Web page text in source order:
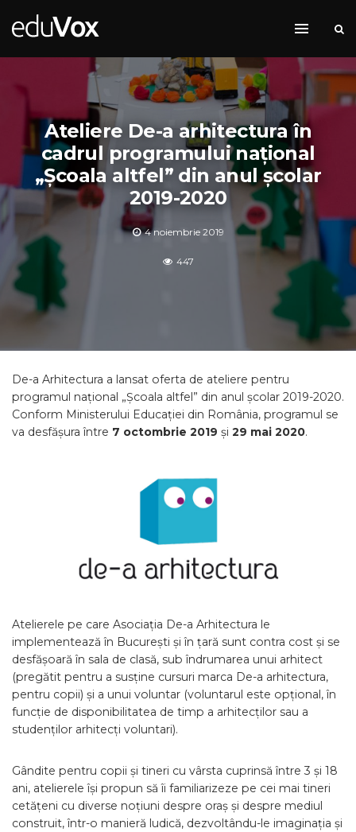
Ateliere De-a arhitectura în
cadrul programului național
„Școala altfel” din anul școlar
2019-2020
4 noiembrie 2019
447
De-a Arhitectura a lansat oferta de ateliere pentru
programul național „Școala altfel” din anul școlar 2019-2020.
Conform Ministerului Educației din România, programul se
va desfășura între 7 octombrie 2019 și 29 mai 2020.
Atelierele pe care Asociația De-a Arhitectura le
implementează în București și în țară sunt contra cost și se
desfășoară în sala de clasă, sub îndrumarea unui arhitect
(pregătit pentru a susține cursuri marca De-a arhitectura,
pentru copii) și a unui voluntar (voluntarul este opțional, în
funcție de disponibilitatea de timp a arhitecților sau a
studenților arhitecți voluntari).
Gândite pentru copii și tineri cu vârsta cuprinsă între 3 și 18
ani, atelierele își propun să îi familiarizeze pe cei mai tineri
cetățeni cu diverse noțiuni despre oraș și despre mediul
construit, într-o manieră ludică, dezvoltându-le imaginația și